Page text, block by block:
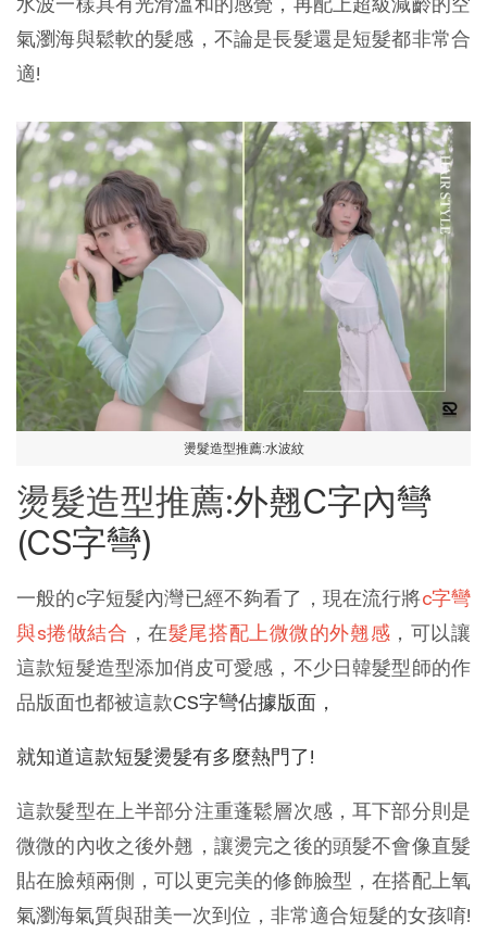
氣瀏海與鬆軟的髮感，不論是長髮還是短髮都非常合
適!
燙髮造型推薦:水波紋
燙髮造型推薦:外翹C字內彎
(CS字彎)
一般的c字短髮內灣已經不夠看了，現在流行將c字彎
與s捲做結合 ，在髮尾搭配上微微的外翹感 ，可以讓
這款短髮造型添加俏皮可愛感，不少日韓髮型師的作
品版面也都被這款CS字彎佔據版面，
就知道這款短髮燙髮有多麼熱門了!
這款髮型在上半部分注重蓬鬆層次感，耳下部分則是
微微的內收之後外翹，讓燙完之後的頭髮不會像直髮
貼在臉頰兩側，可以更完美的修飾臉型，在搭配上氧
氣瀏海氣質與甜美一次到位，非常適合短髮的女孩唷!